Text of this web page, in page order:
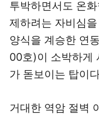
투박하면서도 온
제하려는 자비심
양식을 계승한 연
00호)이 소박하게
가 돋보이는 탑이
거대한 역암 절벽